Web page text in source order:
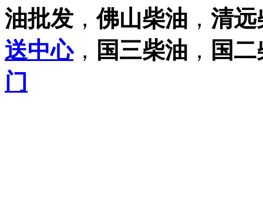
油批发 ，佛山柴油 ， 清远
送中心， 国三柴油 ， 国
门